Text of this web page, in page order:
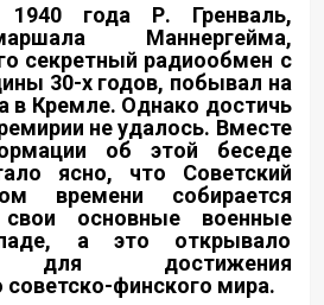
года Р. Гренваль,
Маннергейма,
секретный радиообмен с
30-х годов, побывал на
в Кремле. Однако достичь
не удалось. Вместе
об этой беседе
ясно, что Советский
времени собирается
свои основные военные
а это открывало
для достижения
финского мира.